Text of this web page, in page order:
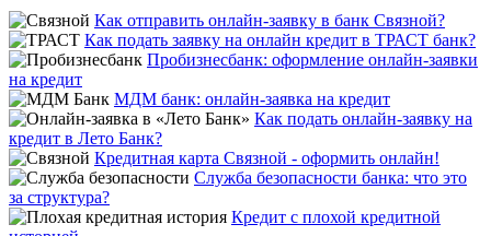
Как отправить онлайн-заявку в банк Связной?
Как подать заявку на онлайн кредит в ТРАСТ банк?
Пробизнесбанк: оформление онлайн-заявки
на кредит
МДМ банк: онлайн-заявка на кредит
Как подать онлайн-заявку на
кредит в Лето Банк?
Кредитная карта Связной - оформить онлайн!
Служба безопасности банка: что это
за структура?
Кредит с плохой кредитной